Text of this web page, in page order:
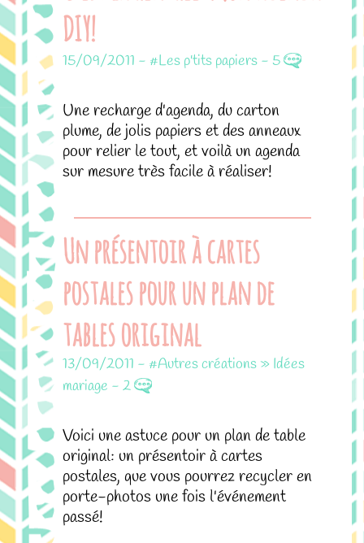
DIY!
15/09/2011 - #Les p'tits papiers - 5
Une recharge d'agenda, du carton
plume, de jolis papiers et des anneaux
pour relier le tout, et voilà un agenda
sur mesure très facile à réaliser!
Un présentoir à cartes
postales pour un plan de
tables original
13/09/2011 - #Autres créations » Idées
mariage - 2
Voici une astuce pour un plan de table
original: un présentoir à cartes
postales, que vous pourrez recycler en
porte-photos une fois l'événement
passé!